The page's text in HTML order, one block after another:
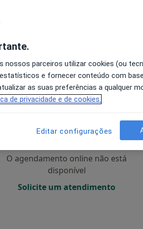
Solicite um atendimento
O agendamento online não está
disponível
Solicite um atendimento
nossos parceiros utilizar cookies (ou
e fornecer conteúdo com
as suas preferências a qualquer
de privacidade e de cookies.
Editar configurações